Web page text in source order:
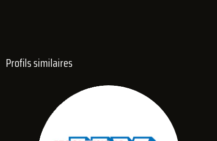
Profils similaires